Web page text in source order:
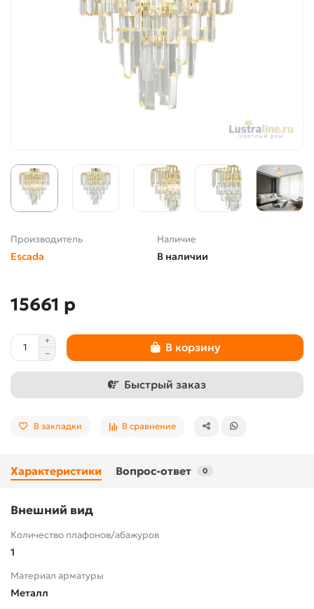
Производитель
Escada
Наличие
В наличии
15661 р
В корзину
Быстрый заказ
В закладки В сравнение
Характеристики Вопрос-ответ 0
Внешний вид
Количество плафонов/абажуров
1
Материал арматуры
Металл